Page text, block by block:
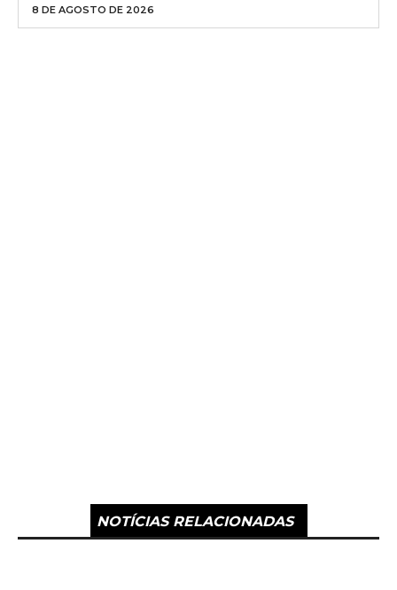
8 DE AGOSTO DE 2026
NOTÍCIAS RELACIONADAS